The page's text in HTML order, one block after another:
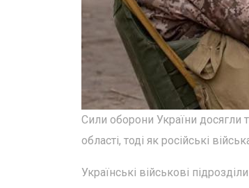
Сили оборони України досягли
області, тоді як російські
Українські військові